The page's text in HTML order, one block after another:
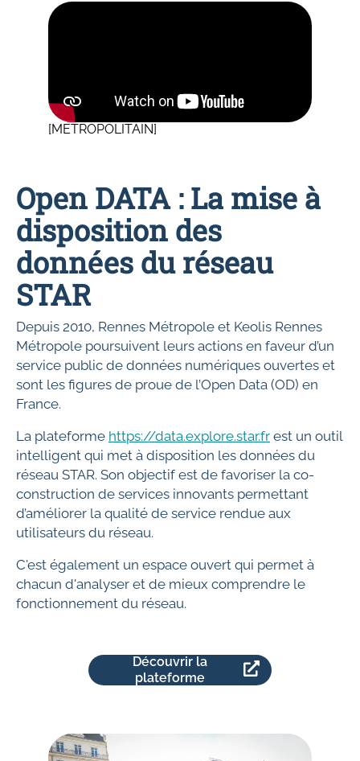
[METROPOLITAIN]
Open DATA : La mise à
disposition des
données du réseau
STAR
Depuis 2010, Rennes Métropole et Keolis Rennes
Métropole poursuivent leurs actions en faveur d’un
service public de données numériques ouvertes et
sont les figures de proue de l’Open Data (OD) en
France.
La plateforme https://data.explore.star.fr est un outil
intelligent qui met à disposition les données du
réseau STAR. Son objectif est de favoriser la co-
construction de services innovants permettant
d’améliorer la qualité de service rendue aux
utilisateurs du réseau.
C'est également un espace ouvert qui permet à
chacun d'analyser et de mieux comprendre le
fonctionnement du réseau.
Découvrir la
plateforme